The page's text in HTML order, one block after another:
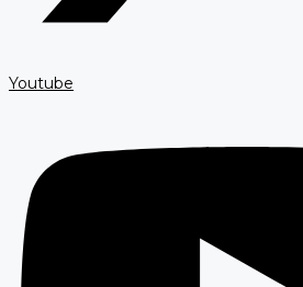
Youtube